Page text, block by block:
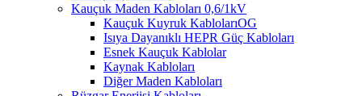
Kauçuk Maden Kabloları 0,6/1kV
Kauçuk Kuyruk KablolarıOG
Isıya Dayanıklı HEPR Güç Kabloları
Esnek Kauçuk Kablolar
Kaynak Kabloları
Diğer Maden Kabloları